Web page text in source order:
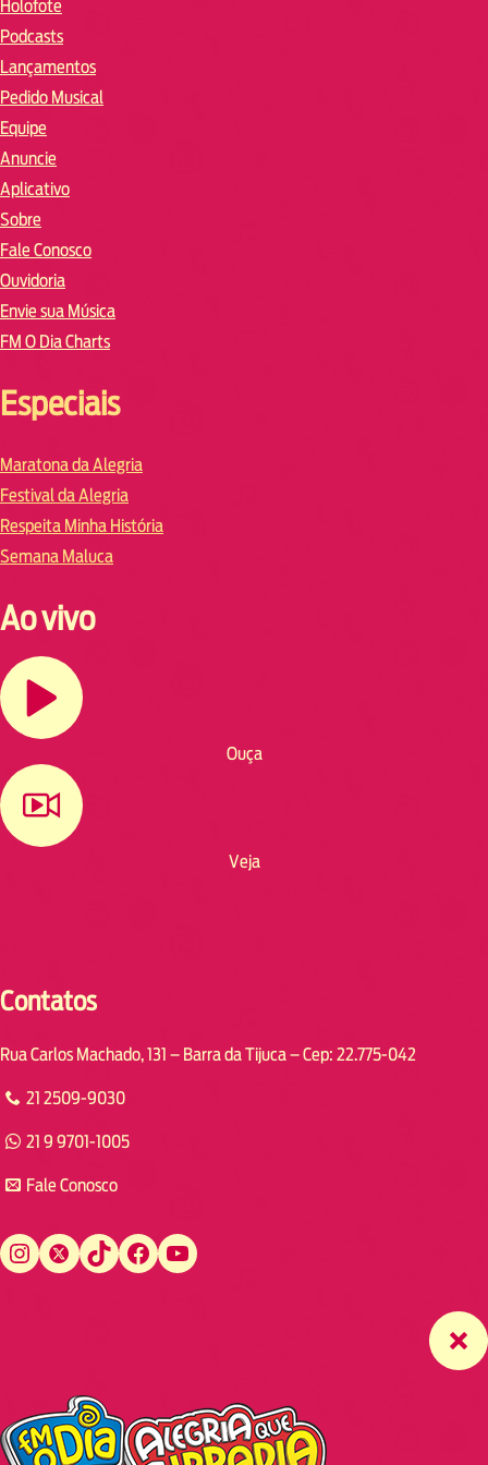
Holofote
Podcasts
Lançamentos
Pedido Musical
Equipe
Anuncie
Aplicativo
Sobre
Fale Conosco
Ouvidoria
Envie sua Música
FM O Dia Charts
Especiais
Maratona da Alegria
Festival da Alegria
Respeita Minha História
Semana Maluca
Ao vivo
Ouça
Veja
Contatos
Rua Carlos Machado, 131 – Barra da Tijuca – Cep: 22.775-042
21 2509-9030
21 9 9701-1005
Fale Conosco
Instagram Twitter TikTok Facebook YouTube